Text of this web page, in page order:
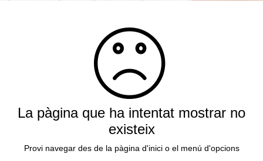
La pàgina que ha intentat mostrar no
existeix
Provi navegar des de la pàgina d'inici o el menú d'opcions